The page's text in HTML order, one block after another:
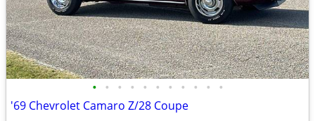
• • • • • • • • • • •
'69 Chevrolet Camaro Z/28 Coupe